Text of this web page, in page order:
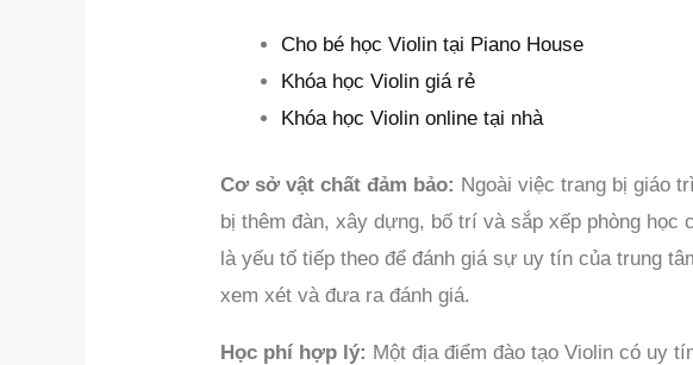
Cho bé học Violin tại Piano House
Khóa học Violin giá rẻ
Khóa học Violin online tại nhà
Cơ sở vật chất đảm bảo: Ngoài việc trang bị giáo
bị thêm đàn, xây dựng, bố trí và sắp xếp phòng
là yếu tố tiếp theo để đánh giá sự uy tín của trung
xem xét và đưa ra đánh giá.
Học phí hợp lý: Một địa điểm đào tạo Violin có uy